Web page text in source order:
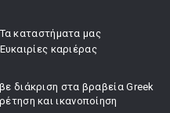
Τα καταστήματα μας
Ευκαιρίες καριέρας
διάκριση στα βραβεία Greek
και ικανοποίηση